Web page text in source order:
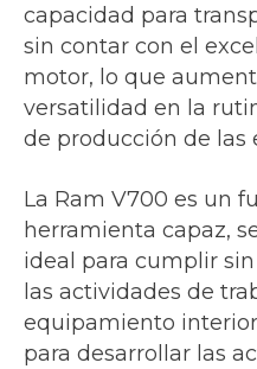
capacidad para
sin contar con el
motor, lo que
versatilidad en la
de producción de las
La Ram V700 es un
herramienta capaz,
ideal para cumplir
las actividades de
equipamiento
para desarrollar las